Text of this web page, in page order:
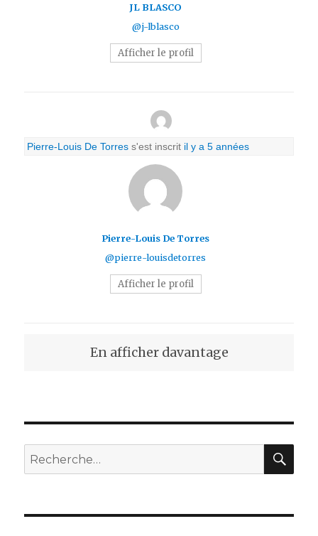
JL BLASCO
@j-lblasco
Afficher le profil
Pierre-Louis De Torres s'est inscrit il y a 5 années
Pierre-Louis De Torres
@pierre-louisdetorres
Afficher le profil
En afficher davantage
Recherche
pour :